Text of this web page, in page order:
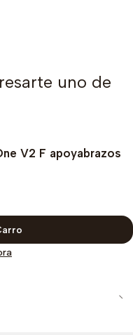
uno de
V2 F apoyabrazos